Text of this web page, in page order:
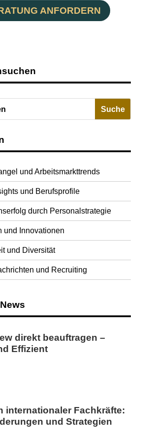
ANFORDERN
und Arbeitsmarkttrends
und Berufsprofile
durch Personalstrategie
und Innovationen
und Diversität
und Recruiting
direkt beauftragen –
Effizient
internationaler Fachkräfte:
und Strategien